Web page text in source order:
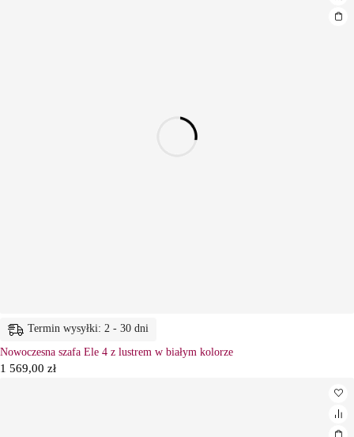
Termin wysyłki: 2 - 30 dni
Nowoczesna szafa Ele 4 z lustrem w białym kolorze
1 569,00 zł